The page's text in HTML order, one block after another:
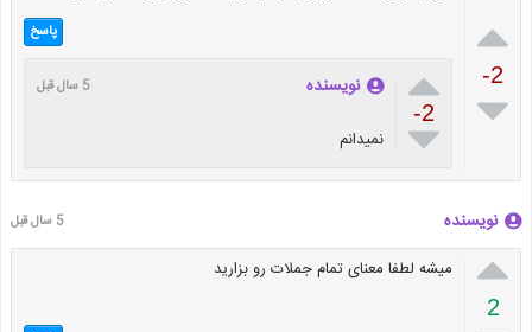

-2

پاسخ

-2

نویسنده 5 سال قبل
نمیدانم
نویسنده 5 سال قبل

2
میشه لطفا معنای تمام جملات رو بزارید